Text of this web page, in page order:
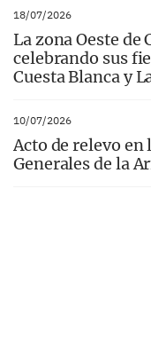
18/07/2026
La zona Oeste
celebrando sus
Cuesta Blanca y
10/07/2026
Acto de relevo
Generales de la